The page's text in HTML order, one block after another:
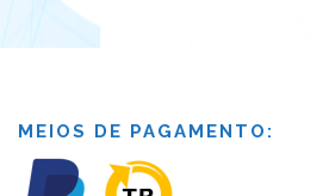
MEIOS DE PAGAMENTO: